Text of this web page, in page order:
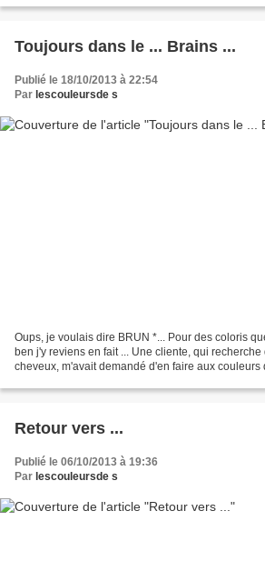
Toujours dans le ... Brains ...
Publié le 18/10/2013 à 22:54
Par lescouleursde s
Oups, je voulais dire BRUN *... Pour des coloris
ben j'y reviens en fait ... Une cliente, qui
cheveux, m'avait demandé d'en faire aux couleurs
Retour vers ...
Publié le 06/10/2013 à 19:36
Par lescouleursde s